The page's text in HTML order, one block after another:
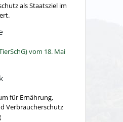
als Staatsziel im
vom 18. Mai
für Ernährung,
Verbraucherschutz